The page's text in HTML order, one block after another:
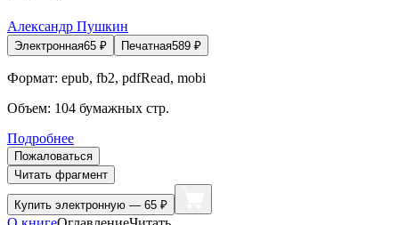
Александр Пушкин
Электронная65 ₽ Печатная589 ₽
Формат: epub, fb2, pdfRead, mobi
Объем: 104 бумажных стр.
Подробнее
Пожаловаться
Читать фрагмент
Купить электронную — 65 ₽